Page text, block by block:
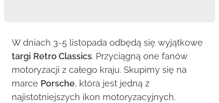
W dniach 3-5 listopada odbędą się wyjątkowe
targi Retro Classics. Przyciągną one fanów
motoryzacji z całego kraju. Skupimy się na
marce Porsche, która jest jedną z
najistotniejszych ikon motoryzacyjnych.